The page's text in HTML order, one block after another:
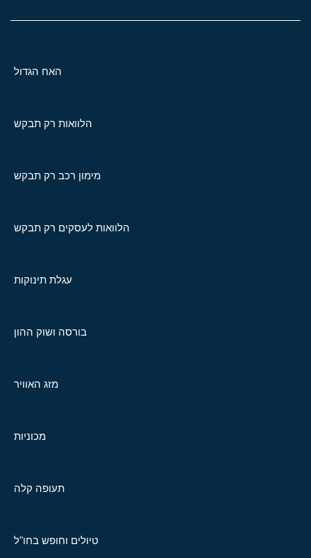
האח הגדול
הלוואות רק תבקש
מימון רכב רק תבקש
הלוואות לעסקים רק תבקש
עגלת תינוקות
בורסה ושוק ההון
מזג האוויר
מכוניות
תעופה קלה
טיולים וחופש בחו"ל